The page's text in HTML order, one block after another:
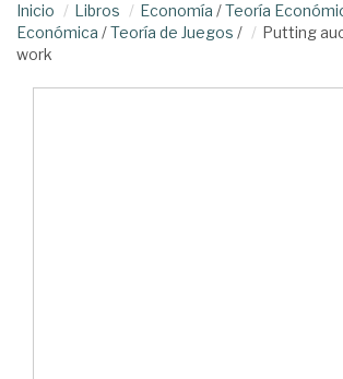
Inicio Libros Economía /Teoría
Económica /Teoría de Juegos /
Putting
work